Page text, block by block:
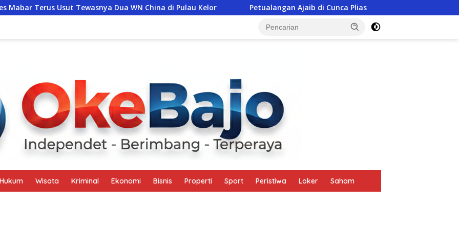
Tewasnya Dua WN China di Pulau Kelor Petualangan Ajaib di Cunca Plias Polisi Ikut Gotong Patung Bunda
Hukum Wisata Kriminal Ekonomi Bisnis Properti Sport Peristiwa Loker Saham